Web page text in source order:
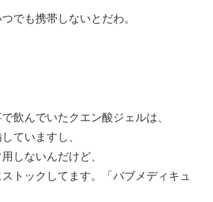
でも携帯しないとだわ。
飲んでいたクエン酸ジェルは、
ていますし、
しないんだけど、
トックしてます。「バブメディキュ